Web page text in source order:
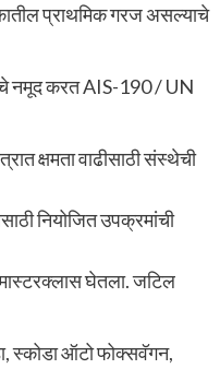
प्राथमिक गरज असल्याचे
नमूद करत AIS-190 / UN
क्षमता वाढीसाठी संस्थेची
नियोजित उपक्रमांची
घेतला. जटिल
स्कोडा ऑटो फोक्सवॅगन,